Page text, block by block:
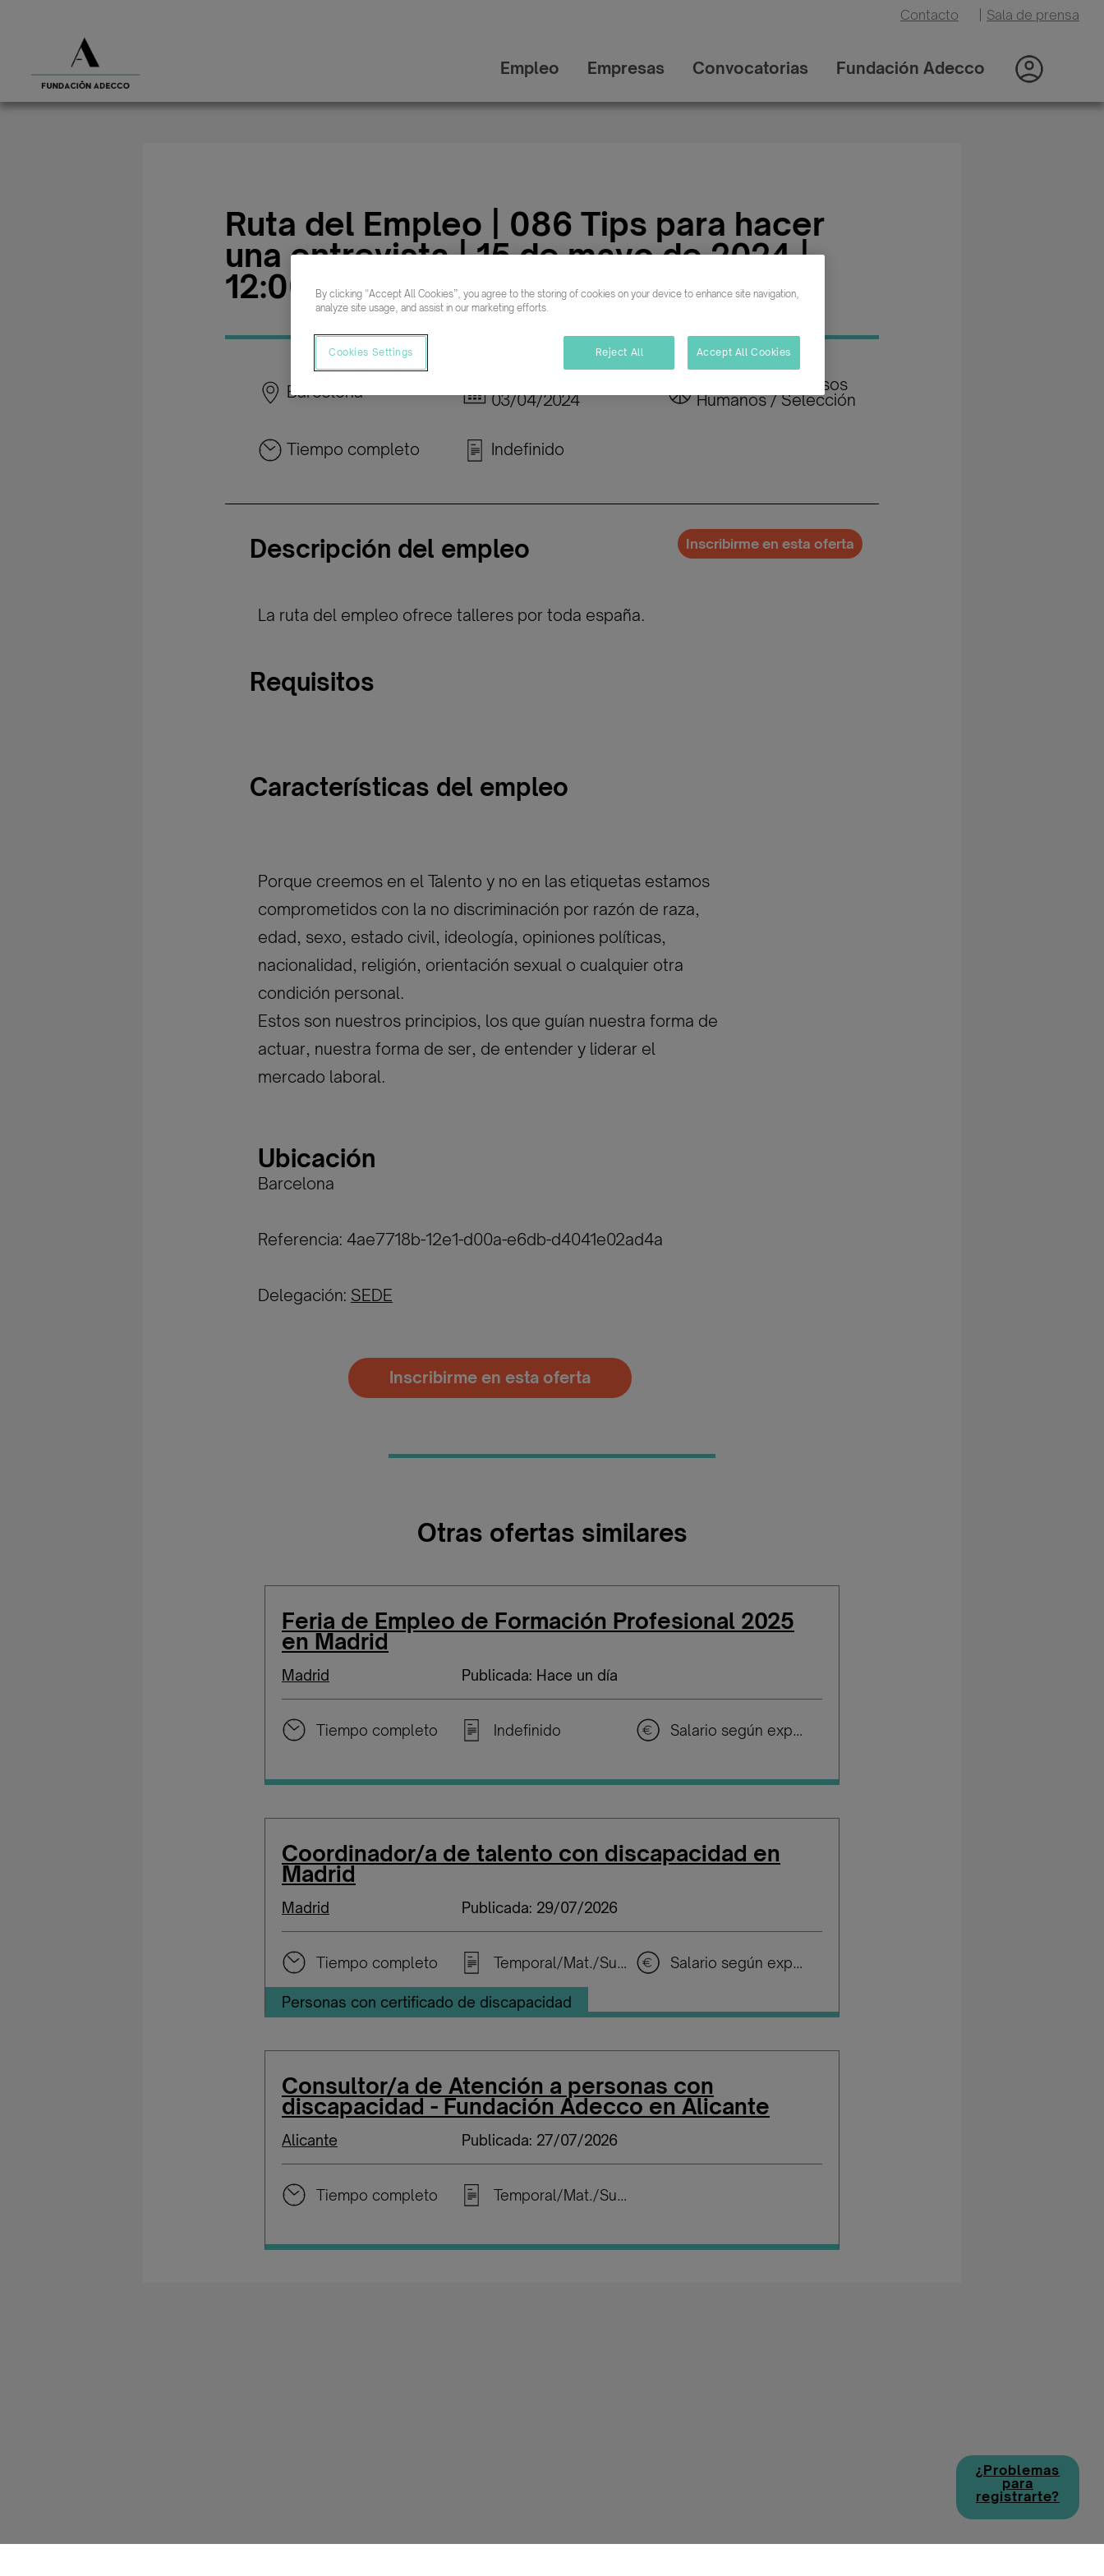
Contacto Sala de prensa
Empleo Empresas Convocatorias Fundación Adecco
Ruta del Empleo | 086 Tips para hacer
una entrevista | 15 de mayo de 2024 |
12:00 - 12:30 | Barcelon en Barcelona
Barcelona 03/04/2024
Categoría: Recursos
Humanos / Selección
Tiempo completo Indefinido
Inscribirme en esta oferta
Descripción del empleo
La ruta del empleo ofrece talleres por toda españa.
Requisitos
Características del empleo
Porque creemos en el Talento y no en las etiquetas estamos
comprometidos con la no discriminación por razón de raza,
edad, sexo, estado civil, ideología, opiniones políticas,
nacionalidad, religión, orientación sexual o cualquier otra
condición personal.
Estos son nuestros principios, los que guían nuestra forma de
actuar, nuestra forma de ser, de entender y liderar el
mercado laboral.
Ubicación
Barcelona
Referencia: 4ae7718b-12e1-d00a-e6db-d4041e02ad4a
Delegación: SEDE
Inscribirme en esta oferta
Otras ofertas similares
Feria de Empleo de Formación Profesional 2025
en Madrid
Madrid Publicada: Hace un día
Tiempo completo Indefinido Salario según experiencia
Coordinador/a de talento con discapacidad en
Madrid
Madrid Publicada: 29/07/2026
Tiempo completo Temporal/Mat./Sustitución/... Salario según experiencia
Personas con certificado de discapacidad
Consultor/a de Atención a personas con
discapacidad - Fundación Adecco en Alicante
Alicante Publicada: 27/07/2026
Tiempo completo Temporal/Mat./Sustitución/...
¿Problemas
para
registrarte?
By clicking “Accept All Cookies”, you agree to the storing of cookies on your device to enhance site navigation,
analyze site usage, and assist in our marketing efforts.
Cookies Settings Reject All Accept All Cookies